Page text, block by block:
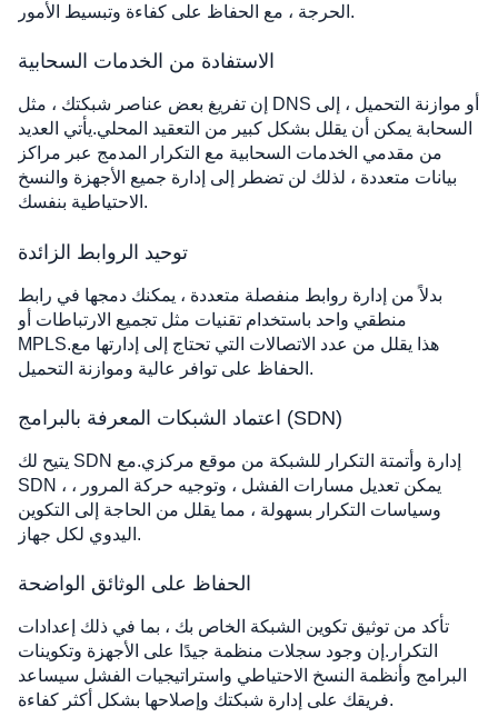
الحرجة ، مع الحفاظ على كفاءة وتبسيط الأمور.
الاستفادة من الخدمات السحابية
إن تفريغ بعض عناصر شبكتك ، مثل DNS أو موازنة التحميل ، إلى
السحابة يمكن أن يقلل بشكل كبير من التعقيد المحلي.يأتي العديد
من مقدمي الخدمات السحابية مع التكرار المدمج عبر مراكز
بيانات متعددة ، لذلك لن تضطر إلى إدارة جميع الأجهزة والنسخ
الاحتياطية بنفسك.
توحيد الروابط الزائدة
بدلاً من إدارة روابط منفصلة متعددة ، يمكنك دمجها في رابط
منطقي واحد باستخدام تقنيات مثل تجميع الارتباطات أو
MPLS.هذا يقلل من عدد الاتصالات التي تحتاج إلى إدارتها مع
الحفاظ على توافر عالية وموازنة التحميل.
اعتماد الشبكات المعرفة بالبرامج (SDN)
يتيح لك SDN إدارة وأتمتة التكرار للشبكة من موقع مركزي.مع
SDN ، يمكن تعديل مسارات الفشل ، وتوجيه حركة المرور ،
وسياسات التكرار بسهولة ، مما يقلل من الحاجة إلى التكوين
اليدوي لكل جهاز.
الحفاظ على الوثائق الواضحة
تأكد من توثيق تكوين الشبكة الخاص بك ، بما في ذلك إعدادات
التكرار.إن وجود سجلات منظمة جيدًا على الأجهزة وتكوينات
البرامج وأنظمة النسخ الاحتياطي واستراتيجيات الفشل سيساعد
فريقك على إدارة شبكتك وإصلاحها بشكل أكثر كفاءة.